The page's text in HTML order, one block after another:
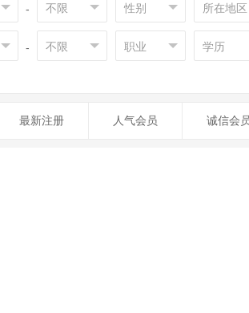
- 不限 性别 所在地区
- 不限 职业 学历
最新注册 人气会员 诚信会